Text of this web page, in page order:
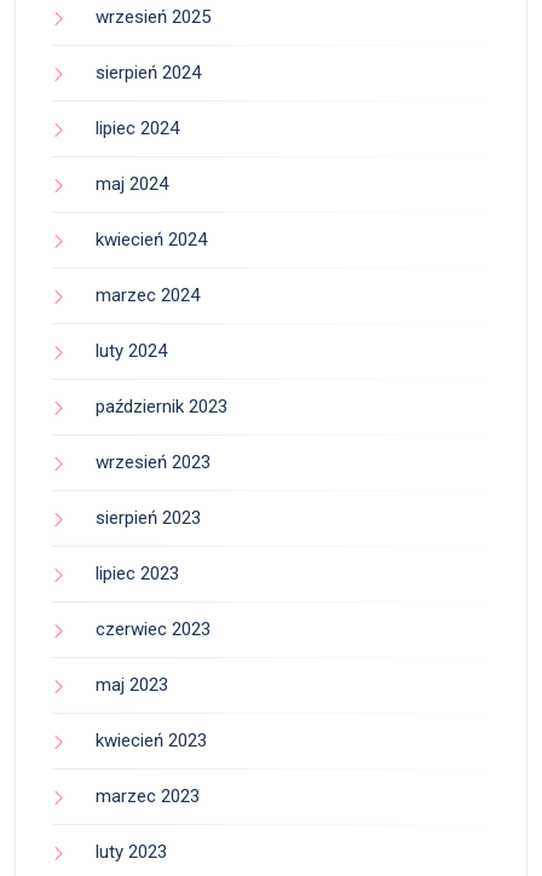
wrzesień 2025
sierpień 2024
lipiec 2024
maj 2024
kwiecień 2024
marzec 2024
luty 2024
październik 2023
wrzesień 2023
sierpień 2023
lipiec 2023
czerwiec 2023
maj 2023
kwiecień 2023
marzec 2023
luty 2023